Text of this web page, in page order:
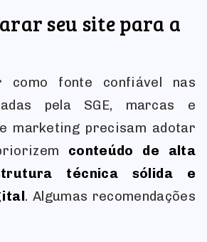
seu site para a
como fonte confiável nas
pela SGE, marcas e
marketing precisam adotar
conteúdo de alta
técnica sólida e
. Algumas recomendações